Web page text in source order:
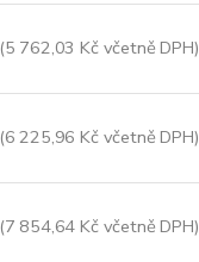
(5 762,03 Kč včetně DPH)
(6 225,96 Kč včetně DPH)
(7 854,64 Kč včetně DPH)